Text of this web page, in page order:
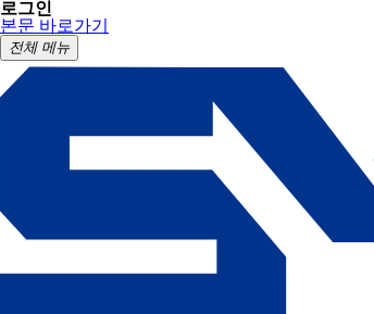
로그인
본문 바로가기
전체 메뉴